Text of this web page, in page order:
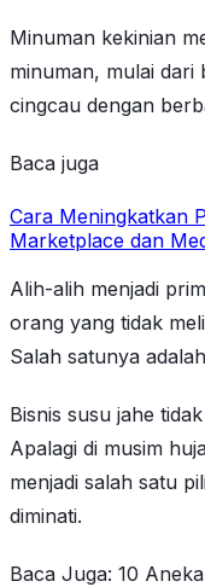
Minuman kekinian
minuman, mulai dari
cingcau dengan
Baca juga
Cara Meningkatkan
Marketplace dan
Alih-alih menjadi
orang yang tidak
Salah satunya
Bisnis susu jahe
Apalagi di musim
menjadi salah satu
diminati.
Baca Juga: 10